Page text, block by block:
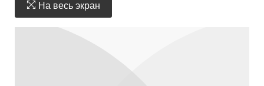
На весь экран